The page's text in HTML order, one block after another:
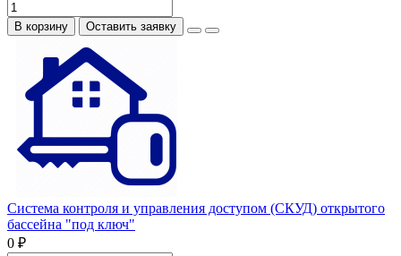
В корзину Оставить заявку
Система контроля и управления доступом (СКУД) открытого
бассейна "под ключ"
0 ₽